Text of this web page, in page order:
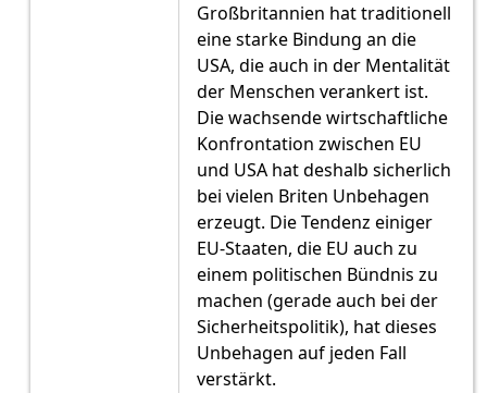
Großbritannien hat traditionell
eine starke Bindung an die
USA, die auch in der Mentalität
der Menschen verankert ist.
Die wachsende wirtschaftliche
Konfrontation zwischen EU
und USA hat deshalb sicherlich
bei vielen Briten Unbehagen
erzeugt. Die Tendenz einiger
EU-Staaten, die EU auch zu
einem politischen Bündnis zu
machen (gerade auch bei der
Sicherheitspolitik), hat dieses
Unbehagen auf jeden Fall
verstärkt.